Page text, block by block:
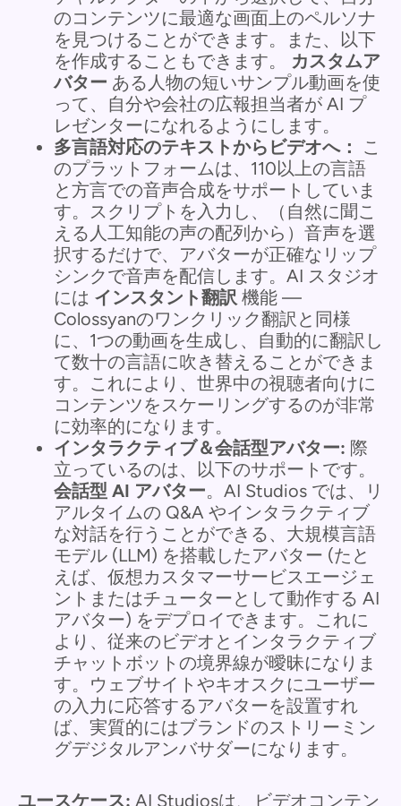
のコンテンツに最適な画面上のペルソナ
を見つけることができます。また、以下
を作成することもできます。 カスタムア
バター ある人物の短いサンプル動画を使
って、自分や会社の広報担当者が AI プ
レゼンターになれるようにします。
多言語対応のテキストからビデオへ：
こ
のプラットフォームは、110以上の言語
と方言での音声合成をサポートしていま
す。スクリプトを入力し、（自然に聞こ
える人工知能の声の配列から）音声を選
択するだけで、アバターが正確なリップ
シンクで音声を配信します。AI スタジオ
には インスタント翻訳 機能 —
Colossyanのワンクリック翻訳と同様
に、1つの動画を生成し、自動的に翻訳し
て数十の言語に吹き替えることができま
す。これにより、世界中の視聴者向けに
コンテンツをスケーリングするのが非常
に効率的になります。
インタラクティブ＆会話型アバター: 際
立っているのは、以下のサポートです。
会話型 AI アバター。AI Studios では、リ
アルタイムの Q&A やインタラクティブ
な対話を行うことができる、大規模言語
モデル (LLM) を搭載したアバター (たと
えば、仮想カスタマーサービスエージェ
ントまたはチューターとして動作する AI
アバター) をデプロイできます。これに
より、従来のビデオとインタラクティブ
チャットボットの境界線が曖昧になりま
す。ウェブサイトやキオスクにユーザー
の入力に応答するアバターを設置すれ
ば、実質的にはブランドのストリーミン
グデジタルアンバサダーになります。
ユースケース: AI Studiosは、ビデオコンテン